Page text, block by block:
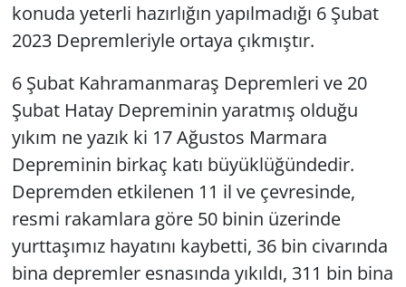
konuda yeterli hazırlığın yapılmadığı 6 Şubat
2023 Depremleriyle ortaya çıkmıştır.
6 Şubat Kahramanmaraş Depremleri ve 20
Şubat Hatay Depreminin yaratmış olduğu
yıkım ne yazık ki 17 Ağustos Marmara
Depreminin birkaç katı büyüklüğündedir.
Depremden etkilenen 11 il ve çevresinde,
resmi rakamlara göre 50 binin üzerinde
yurttaşımız hayatını kaybetti, 36 bin civarında
bina depremler esnasında yıkıldı, 311 bin bina